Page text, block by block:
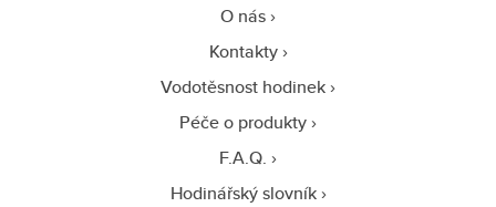
O nás
Kontakty
Vodotěsnost hodinek
Péče o produkty
F.A.Q.
Hodinářský slovník